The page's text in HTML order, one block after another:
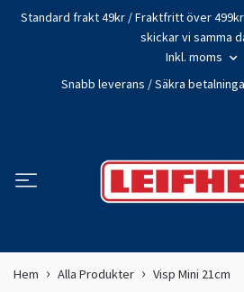
Standard frakt 49kr / Fraktfritt över
skickar vi samma
Inkl. moms
Snabb leverans / Säkra
Hem Alla Produkter Visp Mini 21cm